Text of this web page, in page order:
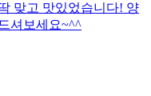
맞고 맛있었습니다! 양
셔보세요~^^